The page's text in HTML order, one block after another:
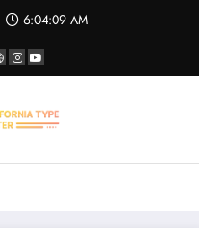
6:04:09 AM